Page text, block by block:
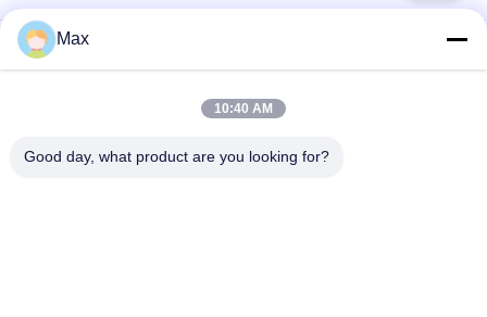
Tuyau d'alliage de
inoxydable duplex
superbe
tuyau d'acier
Max
10:40 AM
Good day, what product are you looking for?